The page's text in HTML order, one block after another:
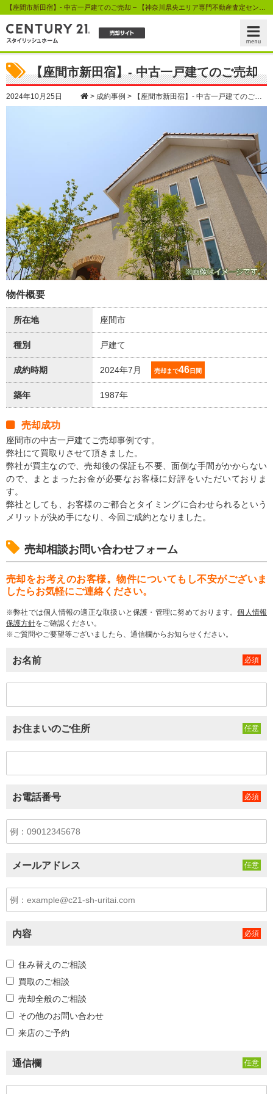
【座間市新田宿】- 中古一戸建てのご売却
2024年10月25日 > 成約事例 > 【座間市新田宿】- 中古一戸建てのご売却
物件概要
所在地 座間市
種別 戸建て
成約時期 2024年7月 売却まで46日間
築年 1987年
売却成功
座間市の中古一戸建てご売却事例です。
弊社にて買取りさせて頂きました。
弊社が買主なので、売却後の保証も不要、面倒な手間がかからない
ので、まとまったお金が必要なお客様に好評をいただいておりま
す。
弊社としても、お客様のご都合とタイミングに合わせられるという
メリットが決め手になり、今回ご成約となりました。
売却相談お問い合わせフォーム
売却をお考えのお客様。物件についてもし不安がございま
したらお気軽にご連絡ください。
※弊社では個人情報の適正な取扱いと保護・管理に努めております。個人情報
保護方針をご確認ください。
※ご質問やご要望等ございましたら、通信欄からお知らせください。
お名前
お住まいのご住所
お電話番号
メールアドレス
内容
住み替えのご相談
買取のご相談
売却全般のご相談
その他のお問い合わせ
来店のご予約
通信欄